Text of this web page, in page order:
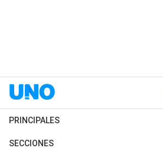
PRINCIPALES
Últimas Noticias
SECCIONES